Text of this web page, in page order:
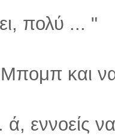
πολύ ... "
Μπομπ και
ά, εννοείς